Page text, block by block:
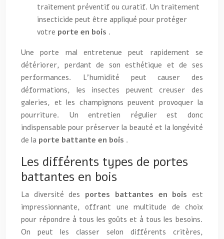
traitement préventif ou curatif. Un traitement
insecticide peut être appliqué pour protéger
votre porte en bois .
Une porte mal entretenue peut rapidement se
détériorer, perdant de son esthétique et de ses
performances. L’humidité peut causer des
déformations, les insectes peuvent creuser des
galeries, et les champignons peuvent provoquer la
pourriture. Un entretien régulier est donc
indispensable pour préserver la beauté et la longévité
de la porte battante en bois .
Les différents types de portes
battantes en bois
La diversité des portes battantes en boisest
impressionnante, offrant une multitude de choix
pour répondre à tous les goûts et à tous les besoins.
On peut les classer selon différents critères,